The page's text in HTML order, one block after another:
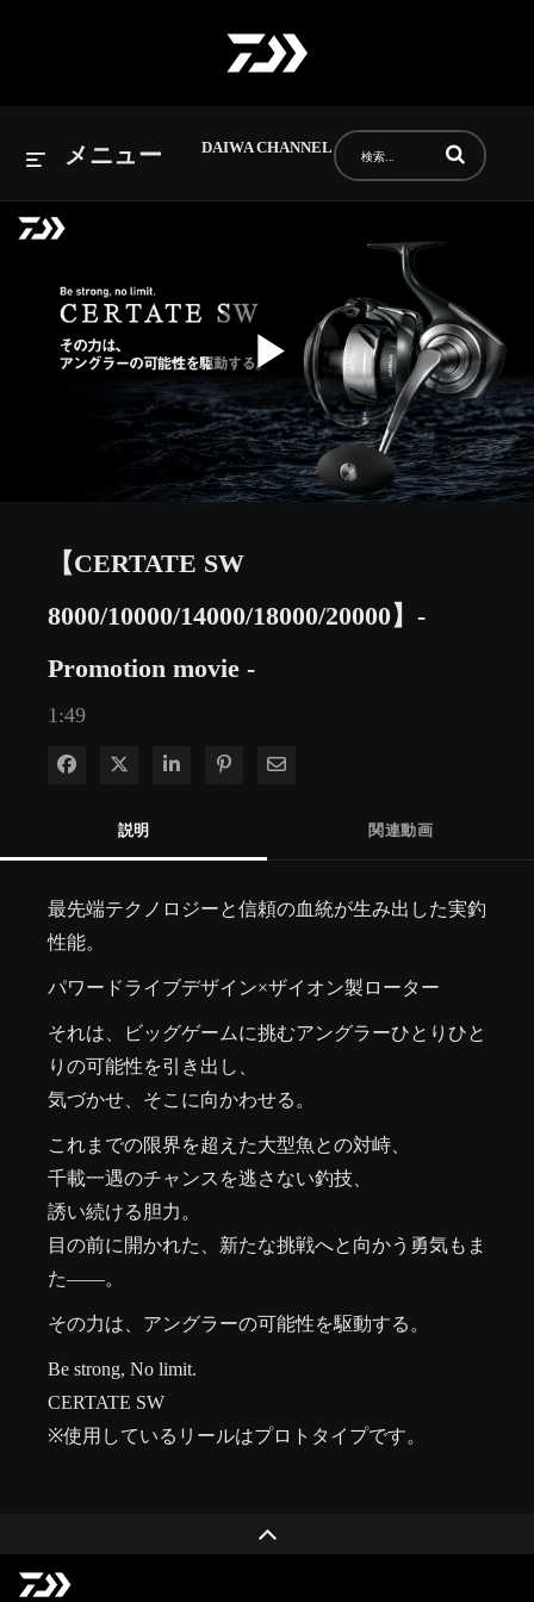
DAIWA CHANNEL
メニュー 動画の検索語句
Play
【CERTATE SW
8000/10000/14000/18000/20000】-
Promotion movie -
1:49
Facebook で共有
Xで共有する
LinkedIn で共有
Pinterest に投稿
電子メールで共有
説明 関連動画
最先端テクノロジーと信頼の血統が生み出した実釣
性能。
パワードライブデザイン×ザイオン製ローター
それは、ビッグゲームに挑むアングラーひとりひと
りの可能性を引き出し、
気づかせ、そこに向かわせる。
これまでの限界を超えた大型魚との対峙、
千載一遇のチャンスを逃さない釣技、
誘い続ける胆力。
目の前に開かれた、新たな挑戦へと向かう勇気もま
た――。
その力は、アングラーの可能性を駆動する。
Be strong, No limit.
CERTATE SW
※使用しているリールはプロトタイプです。